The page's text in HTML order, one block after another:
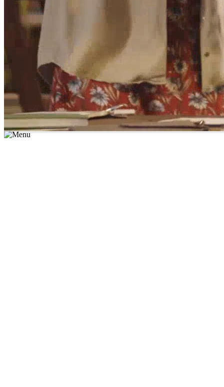
מצאו מורה עכשיו *יש לבחור נושא לימוד / עיר מהרשימה שבשדה החיפוש
הצטרפות מורים פרטיים התחברות מצא מורה
הצטרפות מורים פרטיים התחברות מצא מורה